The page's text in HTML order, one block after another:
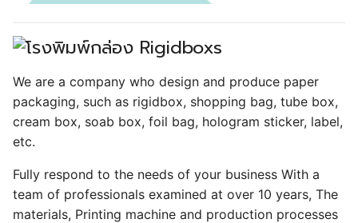
We are a company who design and produce paper
packaging, such as rigidbox, shopping bag, tube box,
cream box, soab box, foil bag, hologram sticker, label,
etc.
Fully respond to the needs of your business With a
team of professionals examined at over 10 years, The
materials, Printing machine and production processes